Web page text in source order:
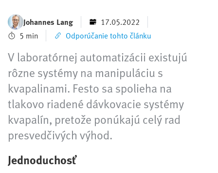
Johannes Lang
17.05.2022
5 min
Odporúčanie tohto článku
V laboratórnej automatizácii existujú
rôzne systémy na manipuláciu s
kvapalinami. Festo sa spolieha na
tlakovo riadené dávkovacie systémy
kvapalín, pretože ponúkajú celý rad
presvedčivých výhod.
Jednoduchosť